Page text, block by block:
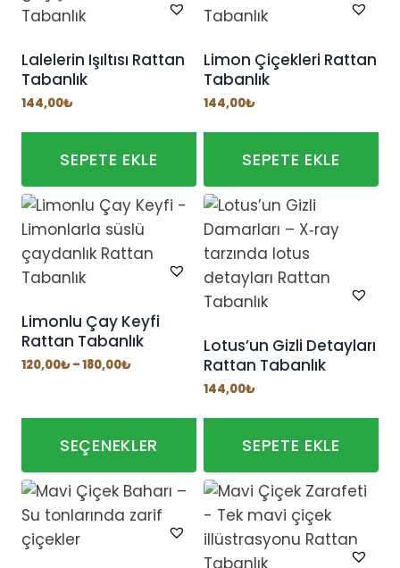
Lalelerin Işıltısı Rattan
Tabanlık
144,00₺
SEPETE EKLE
Limon Çiçekleri Rattan
Tabanlık
144,00₺
SEPETE EKLE
Limonlu Çay Keyfi
Rattan Tabanlık
120,00₺–180,00₺Fiyat
180,00₺
SEÇENEKLER
Bu
ürünün
birden
fazla
Lotus’un Gizli Detayları
Rattan Tabanlık
144,00₺
SEPETE EKLE